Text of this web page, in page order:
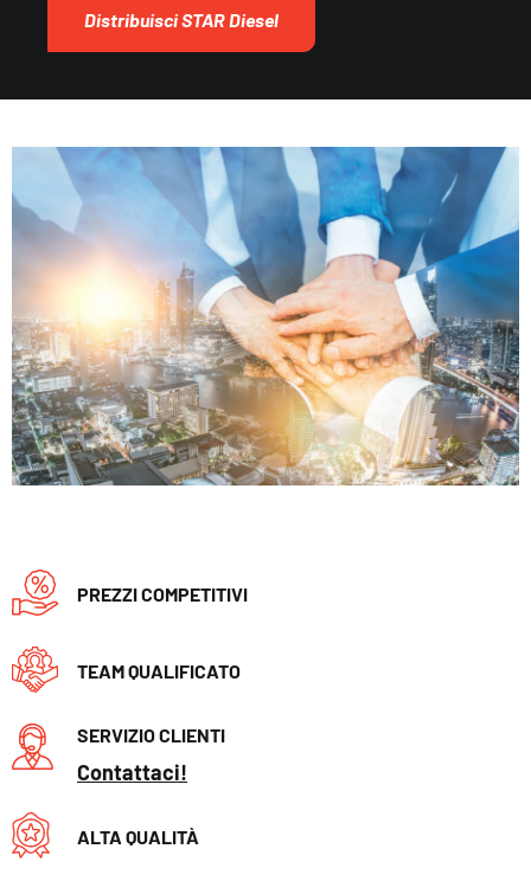
Distribuisci STAR Diesel
PREZZI COMPETITIVI
TEAM QUALIFICATO
SERVIZIO CLIENTI
Contattaci!
ALTA QUALITÀ